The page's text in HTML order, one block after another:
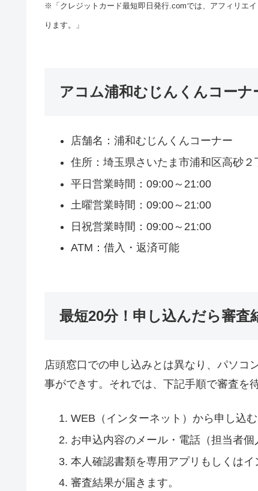
※「クレジットカード最短即日発行.comでは、アフィリエ
ります。」
アコム浦和むじんくんコーナ
店舗名：浦和むじんくんコーナー
住所：埼玉県さいたま市浦和区高砂２
平日営業時間：09:00～21:00
土曜営業時間：09:00～21:00
日祝営業時間：09:00～21:00
ATM：借入・返済可能
最短20分！申し込んだら審査
店頭窓口での申し込みとは異なり、パソコ
事ができす。それでは、下記手順で審査を
WEB（インターネット）から申し込む
お申込内容のメール・電話（担当者
本人確認書類を専用アプリもしくは
審査結果が届きます。